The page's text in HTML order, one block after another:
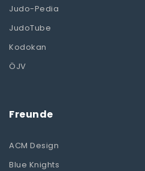
Judo-Pedia
JudoTube
Kodokan
ÖJV
Freunde
ACM Design
Blue Knights